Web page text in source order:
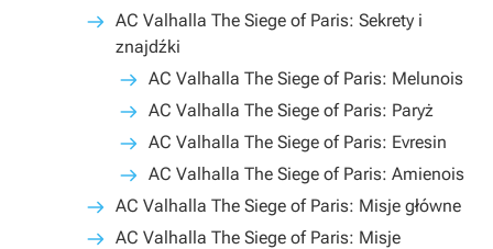
AC Valhalla The Siege of Paris: Sekrety i
znajdźki
AC Valhalla The Siege of Paris: Melunois
AC Valhalla The Siege of Paris: Paryż
AC Valhalla The Siege of Paris: Evresin
AC Valhalla The Siege of Paris: Amienois
AC Valhalla The Siege of Paris: Misje główne
AC Valhalla The Siege of Paris: Misje